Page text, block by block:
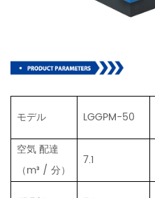
モデル LGGPM-50
空気 配達
（m³ / 分）
7.1